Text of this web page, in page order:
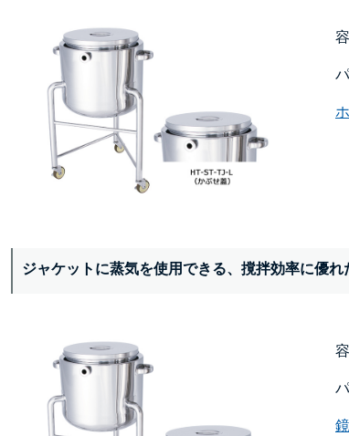
ジャケットに蒸気を使用できる、撹拌効率に優れ